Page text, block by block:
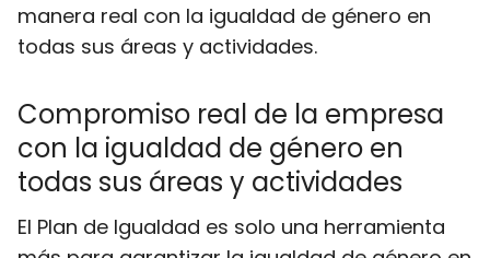
manera real con la igualdad de género en
todas sus áreas y actividades.
Compromiso real de la empresa
con la igualdad de género en
todas sus áreas y actividades
El Plan de Igualdad es solo una herramienta